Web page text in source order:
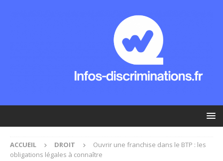
ACCUEIL DROIT
Ouvrir une franchise dans le BTP : les
obligations légales à connaître